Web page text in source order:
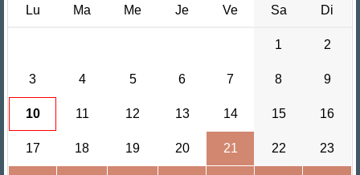
Lu Ma Me Je Ve Sa Di
1 2
3 4 5 6 7 8 9
10 11 12 13 14 15 16
17 18 19 20 21 22 23